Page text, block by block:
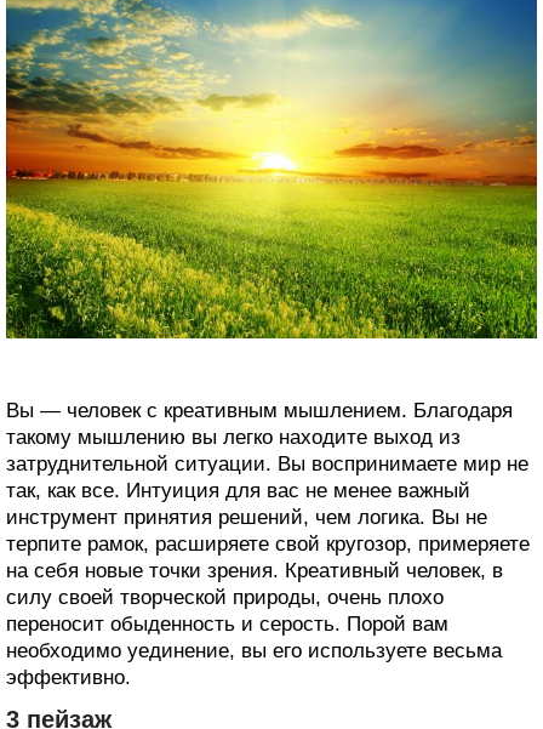
Вы — человек с креативным мышлением. Благодаря
такому мышлению вы легко находите выход из
затруднительной ситуации. Вы воспринимаете мир не
так, как все. Интуиция для вас не менее важный
инструмент принятия решений, чем логика. Вы не
терпите рамок, расширяете свой кругозор, примеряете
на себя новые точки зрения. Креативный человек, в
силу своей творческой природы, очень плохо
переносит обыденность и серость. Порой вам
необходимо уединение, вы его используете весьма
эффективно.
3 пейзаж